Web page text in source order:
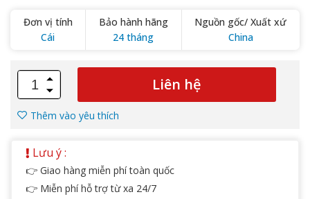
Đơn vị tính
Cái
Bảo hành hãng
24 tháng
Nguồn gốc/ Xuất xứ
China
Liên hệ
Thêm vào yêu thích
Lưu ý :
👉 Giao hàng miễn phí toàn quốc
👉 Miễn phí hỗ trợ từ xa 24/7